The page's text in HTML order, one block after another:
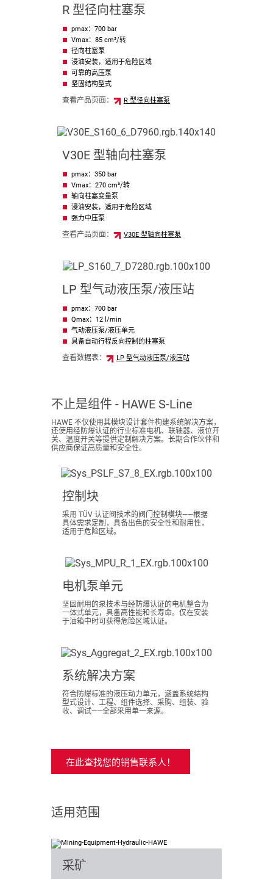
R 型径向柱塞泵
pmax：700 bar
Vmax：85 cm³/转
径向柱塞泵
浸油安装，适用于危险区域
可靠的高压泵
坚固结构型式
查看产品页面： R 型径向柱塞泵
V30E 型轴向柱塞泵
pmax：350 bar
Vmax：270 cm³/转
轴向柱塞变量泵
浸油安装，适用于危险区域
强力中压泵
查看产品页面： V30E 型轴向柱塞泵
LP 型气动液压泵/液压站
pmax：700 bar
Qmax：12 l/min
气动液压泵/液压单元
具备自动行程反向控制的柱塞泵
查看数据表： LP 型气动液压泵/液压站
不止是组件 - HAWE S-Line
HAWE 不仅使用其模块设计套件构建系统解决方案，
还使用经防爆认证的行业标准电机、联轴器、液位开
关、温度开关等提供定制解决方案。长期合作伙伴和
供应商保证高质量和安全性。
控制块
采用 TÜV 认证阀技术的阀门控制模块——根据
具体需求定制，具备出色的安全性和耐用性，
适用于危险区域。
电机泵单元
坚固耐用的泵技术与经防爆认证的电机整合为
一体式单元，具备高性能和长寿命。仅在安装
于油箱中时可获得危险区域认证。
系统解决方案
符合防爆标准的液压动力单元，涵盖系统结构
型式设计、工程、组件选择、采购、组装、验
收、调试——全部采用单一来源。
在此查找您的销售联系人！
适用范围
采矿